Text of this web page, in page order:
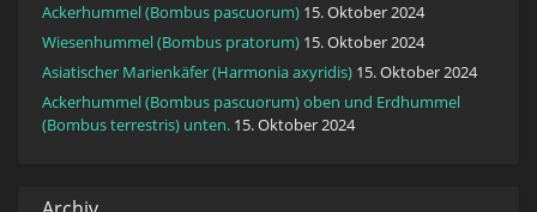
Ackerhummel (Bombus pascuorum) 15. Oktober 2024
Wiesenhummel (Bombus pratorum) 15. Oktober 2024
Asiatischer Marienkäfer (Harmonia axyridis) 15. Oktober 2024
Ackerhummel (Bombus pascuorum) oben und Erdhummel
(Bombus terrestris) unten. 15. Oktober 2024